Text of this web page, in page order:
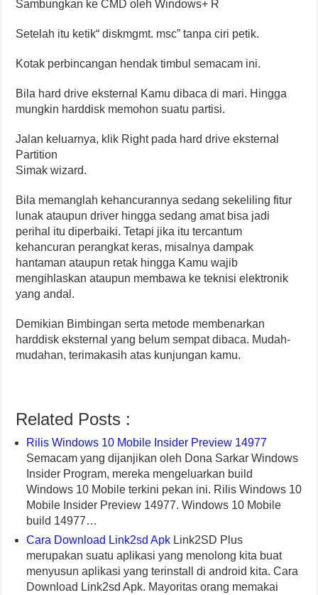
Sambungkan ke CMD oleh Windows+ R
Setelah itu ketik“ diskmgmt. msc” tanpa ciri petik.
Kotak perbincangan hendak timbul semacam ini.
Bila hard drive eksternal Kamu dibaca di mari. Hingga
mungkin harddisk memohon suatu partisi.
Jalan keluarnya, klik Right pada hard drive eksternal
Partition
Simak wizard.
Bila memanglah kehancurannya sedang sekeliling fitur
lunak ataupun driver hingga sedang amat bisa jadi
perihal itu diperbaiki. Tetapi jika itu tercantum
kehancuran perangkat keras, misalnya dampak
hantaman ataupun retak hingga Kamu wajib
mengihlaskan ataupun membawa ke teknisi elektronik
yang andal.
Demikian Bimbingan serta metode membenarkan
harddisk eksternal yang belum sempat dibaca. Mudah-
mudahan, terimakasih atas kunjungan kamu.
Related Posts :
Rilis Windows 10 Mobile Insider Preview 14977
Semacam yang dijanjikan oleh Dona Sarkar Windows
Insider Program, mereka mengeluarkan build
Windows 10 Mobile terkini pekan ini. Rilis Windows 10
Mobile Insider Preview 14977. Windows 10 Mobile
build 14977…
Cara Download Link2sd Apk Link2SD Plus
merupakan suatu aplikasi yang menolong kita buat
menyusun aplikasi yang terinstall di android kita. Cara
Download Link2sd Apk. Mayoritas orang memakai